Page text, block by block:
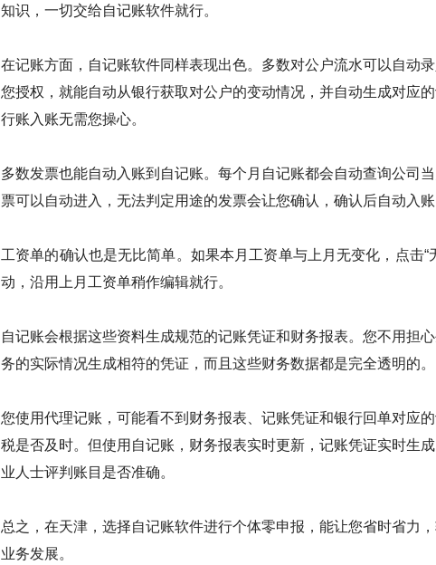
知识，一切交给自记账软件就行。
在记账方面，自记账软件同样表现出色。多数对公户流水可以自动
您授权，就能自动从银行获取对公户的变动情况，并自动生成对应
行账入账无需您操心。
多数发票也能自动入账到自记账。每个月自记账都会自动查询公司
票可以自动进入，无法判定用途的发票会让您确认，确认后自动入账
工资单的确认也是无比简单。如果本月工资单与上月无变化，点击“
动，沿用上月工资单稍作编辑就行。
自记账会根据这些资料生成规范的记账凭证和财务报表。您不用担
务的实际情况生成相符的凭证，而且这些财务数据都是完全透明的。
您使用代理记账，可能看不到财务报表、记账凭证和银行回单对应
税是否及时。但使用自记账，财务报表实时更新，记账凭证实时生
业人士评判账目是否准确。
总之，在天津，选择自记账软件进行个体零申报，能让您省时省力
业务发展。